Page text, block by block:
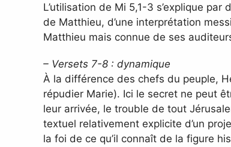
L’utilisation de Mi 5,1-3 s’explique
de Matthieu, d’une interprétation
Matthieu mais connue de ses
– Versets 7-8 : dynamique
À la différence des chefs du peuple,
répudier Marie). Ici le secret ne peut
leur arrivée, le trouble de tout
textuel relativement explicite d’un
la foi de ce qu’il connaît de la figure